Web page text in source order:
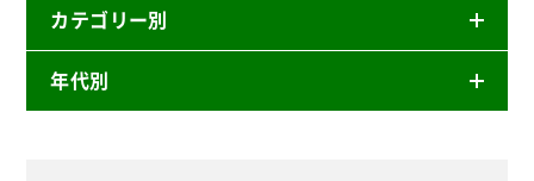
カテゴリー別
ニュースリリース
年代別